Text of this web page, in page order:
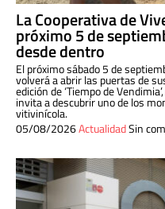
La Cooperativa de
próximo 5 de
desde dentro
El próximo sábado 5 de
volverá a abrir las puertas de
edición de ‘Tiempo de
invita a descubrir uno de los
vitivinícola.
05/08/2026ActualidadSin